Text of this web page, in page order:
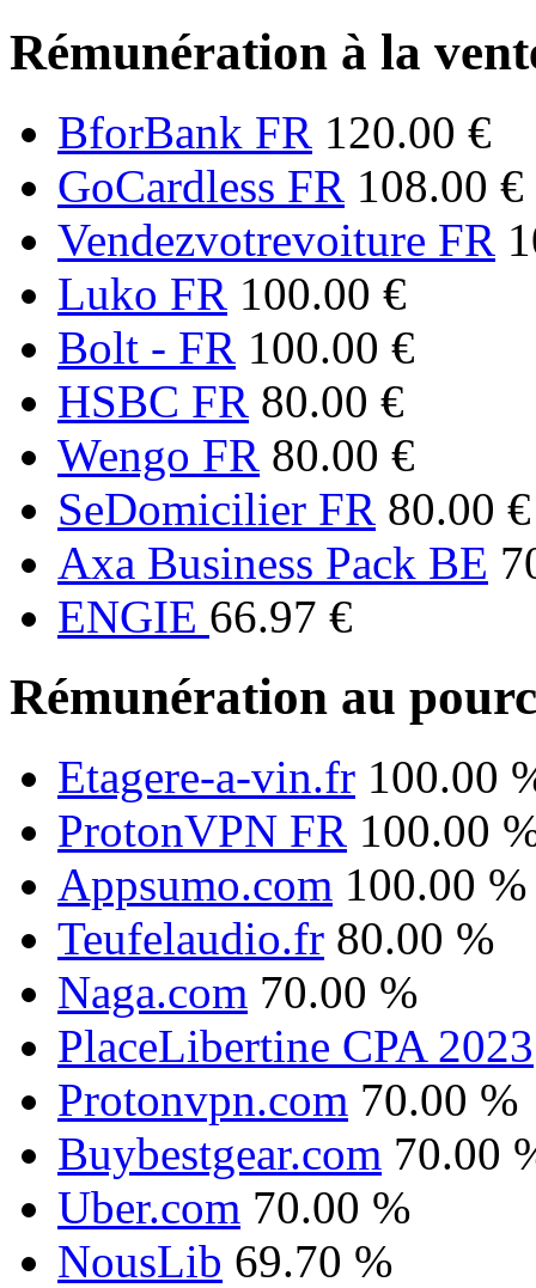
Rémunération à la
BforBank FR 120.00 €
GoCardless FR 108.00 €
Vendezvotrevoiture FR
Luko FR 100.00 €
Bolt - FR 100.00 €
HSBC FR 80.00 €
Wengo FR 80.00 €
SeDomicilier FR 80.00 €
Axa Business Pack BE
ENGIE 66.97 €
Rémunération au
Etagere-a-vin.fr 100.00
ProtonVPN FR 100.00
Appsumo.com 100.00 %
Teufelaudio.fr 80.00 %
Naga.com 70.00 %
PlaceLibertine CPA 2023
Protonvpn.com 70.00 %
Buybestgear.com 70.00
Uber.com 70.00 %
NousLib 69.70 %